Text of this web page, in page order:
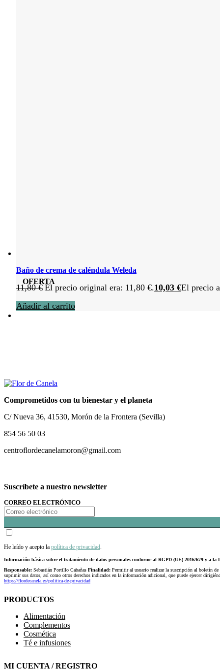
OFERTA
Baño de crema de caléndula Weleda
11,80€ El precio original era: 11,80 €.10,03 €El precio
Añadir al carrito
Comprometidos con tu bienestar y el planeta
C/ Nueva 36, 41530, Morón de la Frontera (Sevilla)
854 56 50 03
centroflordecanelamoron@gmail.com
Suscríbete a nuestro newsletter
CORREO ELECTRÓNICO
He leído y acepto la política de privacidad
Información básica sobre el tratamiento de datos personales conforme al RGPD (UE) 2016/679 y a la
Responsable: Sebastián Portillo Cabañas Finalidad: Permitir al usuario realizar la suscripción al boletín
suprimir sus datos, así como otros derechos indicados en la información adicional, que puede ejercer
https://flordecanela.es/politica-de-privacidad
PRODUCTOS
Alimentación
Complementos
Cosmética
Té e infusiones
MI CUENTA / REGISTRO